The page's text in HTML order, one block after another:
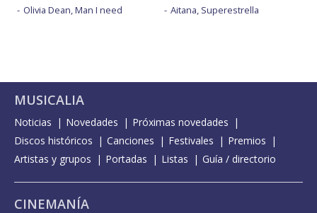
Shot & Wine - con Stefflon Don - con la letra
Up - con Inna
When it comes to you
Olivia Dean, Man I need Aitana, Superestrella
MUSICALIA
Noticias Novedades
Próximas novedades
Discos históricos
Canciones Festivales
Premios
Artistas y grupos
Portadas Listas Guía / directorio
CINEMANÍA